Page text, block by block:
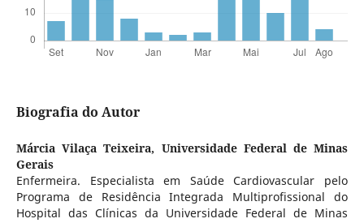
Biografia do Autor
Márcia Vilaça Teixeira, Universidade Federal de Minas
Gerais
Enfermeira. Especialista em Saúde Cardiovascular pelo
Programa de Residência Integrada Multiprofissional do
Hospital das Clínicas da Universidade Federal de Minas